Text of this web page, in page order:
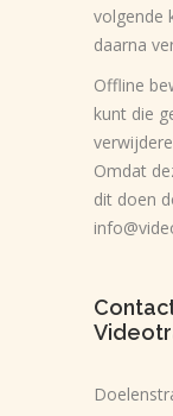
volgende
daarna
Offline
kunt die
Omdat
dit doen